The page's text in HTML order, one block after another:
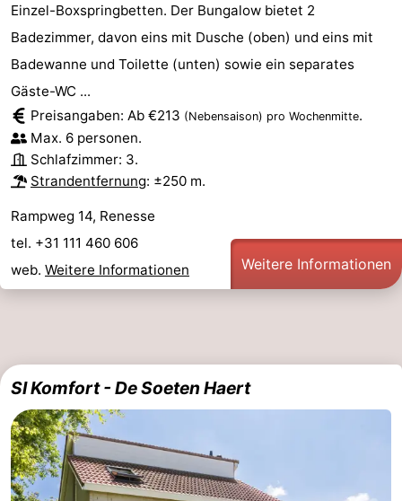
Einzel-Boxspringbetten. Der Bungalow bietet 2
Badezimmer, davon eins mit Dusche (oben) und eins mit
Badewanne und Toilette (unten) sowie ein separates
Gäste-WC ...
Preisangaben: Ab €213 (Nebensaison) pro Wochenmitte.
Max. 6 personen.
Schlafzimmer: 3.
Strandentfernung: ±250 m.
Rampweg 14, Renesse
tel. +31 111 460 606
web. Weitere Informationen Weitere Informationen
SI Komfort - De Soeten Haert